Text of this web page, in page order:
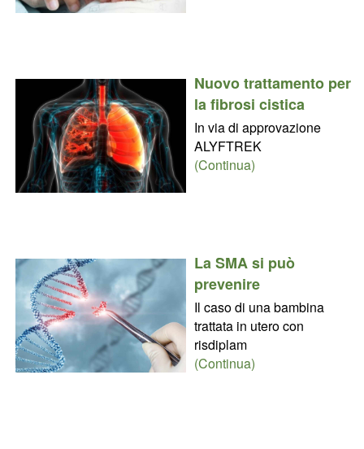
Nuovo trattamento per
la fibrosi cistica
In via di approvazione
ALYFTREK
(Continua)
La SMA si può
prevenire
Il caso di una bambina
trattata in utero con
risdiplam
(Continua)